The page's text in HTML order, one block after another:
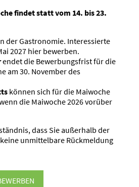
findet statt vom 14. bis 23.
der Gastro­nomie. Inter­es­sierte
2027 hier bewerben.
endet die Bewer­bungs­frist für die
am 30. November des
können sich für die Maiwoche
die Maiwoche 2026 vorüber
dass Sie außerhalb der
unmit­telbare Rückmeldung